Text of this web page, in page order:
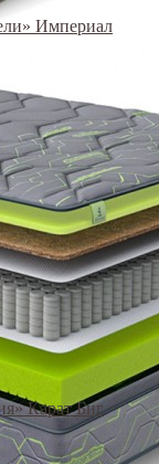
Империал
Карат Биг